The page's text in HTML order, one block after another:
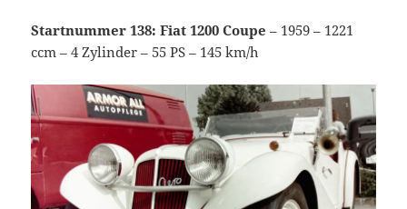
Startnummer 138: Fiat 1200 Coupe – 1959 – 1221
ccm – 4 Zylinder – 55 PS – 145 km/h